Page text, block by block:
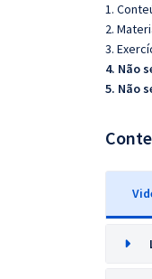
1.
2.
3.
4. Não
5. Não